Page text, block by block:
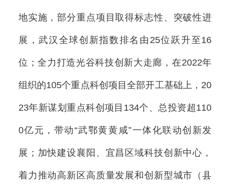
地实施，部分重点项目取得标志性、突破性进
展，武汉全球创新指数排名由25位跃升至16
位；全力打造光谷科技创新大走廊，在2022年
组织的105个重点科创项目全部开工基础上，20
23年新谋划重点科创项目134个、总投资超110
0亿元，带动“武鄂黄黄咸”一体化联动创新发
展；加快建设襄阳、宜昌区域科技创新中心，
着力推动高新区高质量发展和创新型城市（县